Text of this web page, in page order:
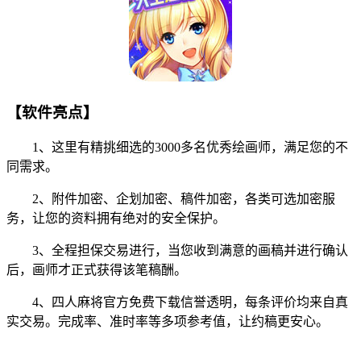
【软件亮点】
1、这里有精挑细选的3000多名优秀绘画师，满足您的不
同需求。
2、附件加密、企划加密、稿件加密，各类可选加密服
务，让您的资料拥有绝对的安全保护。
3、全程担保交易进行，当您收到满意的画稿并进行确认
后，画师才正式获得该笔稿酬。
4、四人麻将官方免费下载信誉透明，每条评价均来自真
实交易。完成率、准时率等多项参考值，让约稿更安心。